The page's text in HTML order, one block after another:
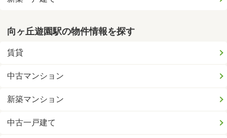
向ヶ丘遊園駅の物件情報を探す
賃貸
中古マンション
新築マンション
中古一戸建て